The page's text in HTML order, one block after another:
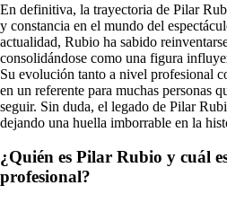
En definitiva, la trayectoria de Pilar
y constancia en el mundo del
actualidad, Rubio ha sabido
consolidándose como una figura
Su evolución tanto a nivel profesional
en un referente para muchas personas
seguir. Sin duda, el legado de Pilar
dejando una huella imborrable en la
¿Quién es Pilar Rubio y cuál
profesional?